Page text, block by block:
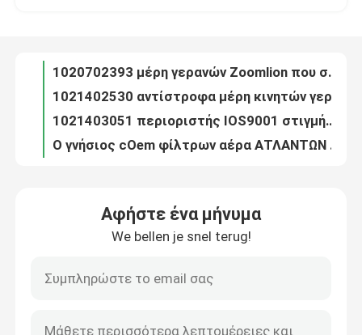
Ποιοτικός έλεγχος
επαφή
Ζητήστε ένα απόσπασμα
Ανταλλακτικά γερανών
Ηλεκτρικά μέρη γερανών
1139800621 αρχικός διακόπτης ορίου βραχιόνων γερανών μερών γερανών Zoomlion
Ελεγκτής μετάδοσης 6009274070 γερανών μερών μηχανών SANY Tci
140529000009A αρχικό μήκος Hg-wy-3000-Β αισθητήρων γερανών SANY
Αρχικός διακόπτης β-s-5025-TN τηλεχειρισμού γερανών 142599000048A
Αφήστε ένα μήνυμα
We bellen je snel terug!